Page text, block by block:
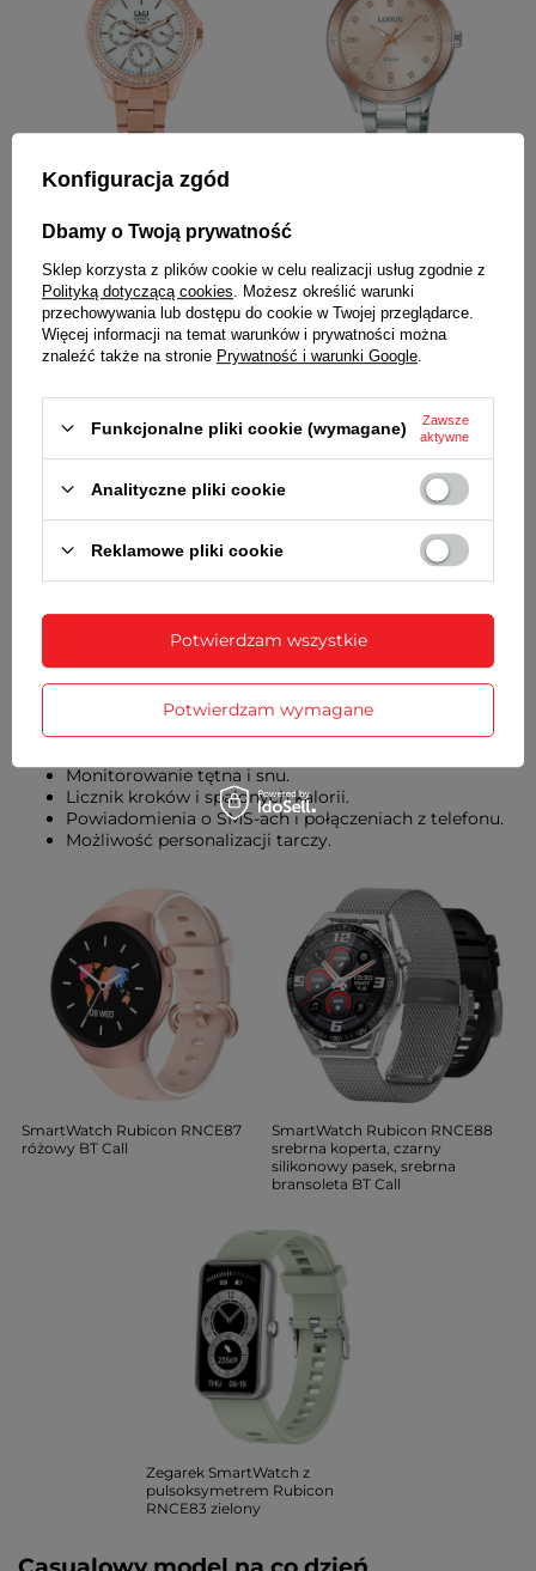
Zegarek Q&Q CE01-002 Cyrkonie
Zegarek Jordan Kerr P9007 IPG
zdrowia
Dla mam aktywnych, które dbają o kondycję lub lubią być
zawsze „pod telefonem”, doskonałym wyborem będzie
. Współczesne urządzenia tego typu wyglądają
równie stylowm co tradycyjne czasomierze, a oferują:
Monitorowanie tętna i snu.
Licznik kroków i spalonych kalorii.
Powiadomienia o SMS-ach i połączeniach z telefonu.
Możliwość personalizacji tarczy.
SmartWatch Rubicon RNCE87
różowy BT Call
SmartWatch Rubicon RNCE88
srebrna koperta, czarny
silikonowy pasek, srebrna
bransoleta BT Call
Zegarek SmartWatch z
pulsoksymetrem Rubicon
RNCE83 zielony
Konfiguracja zgód
Dbamy o Twoją prywatność
Sklep korzysta z plików cookie w celu realizacji usług zgodnie z
Polityką dotyczącą cookies . Możesz określić warunki
przechowywania lub dostępu do cookie w Twojej przeglądarce.
Więcej informacji na temat warunków i prywatności można
znaleźć także na stronie Prywatność i warunki Google
Funkcjonalne pliki cookie (wymagane)
Zawsze
aktywne
Analityczne pliki cookie
Reklamowe pliki cookie
Potwierdzam wymagane
Potwierdzam wszystkie